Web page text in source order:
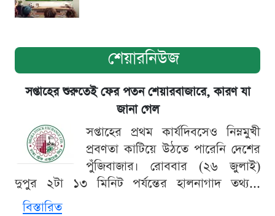
শেয়ারনিউজ
সপ্তাহের শুরুতেই ফের পতন শেয়ারবাজারে, কারণ যা
জানা গেল
সপ্তাহের প্রথম কার্যদিবসেও নিম্নমুখী
প্রবণতা কাটিয়ে উঠতে পারেনি দেশের
পুঁজিবাজার। রোববার (২৬ জুলাই)
দুপুর ২টা ১৩ মিনিট পর্যন্তের হালনাগাদ তথ্য...
বিস্তারিত